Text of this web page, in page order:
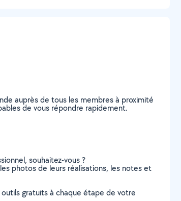
auprès de tous les membres à proximité
de vous répondre rapidement.
souhaitez-vous ?
photos de leurs réalisations, les notes et
gratuits à chaque étape de votre